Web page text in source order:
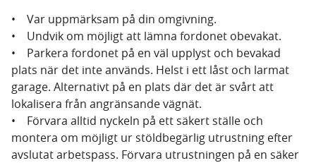
• Var uppmärksam på din omgivning.
• Undvik om möjligt att lämna fordonet obevakat.
• Parkera fordonet på en väl upplyst och bevakad
plats när det inte används. Helst i ett låst och larmat
garage. Alternativt på en plats där det är svårt att
lokalisera från angränsande vägnät.
• Förvara alltid nyckeln på ett säkert ställe och
montera om möjligt ur stöldbegärlig utrustning efter
avslutat arbetspass. Förvara utrustningen på en säker